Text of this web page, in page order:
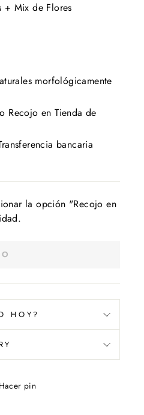
+ Mix de Flores
morfológicamente
Recojo en Tienda de
bancaria
la opción "Recojo en
HOY?
Hacer pin